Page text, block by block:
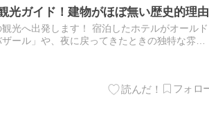
光ガイド！建物がほぼ無い歴史的理由
光へ出発します！ 宿泊したホテルがオールド
ール」や、夜に戻ってきたときの独特な雰囲